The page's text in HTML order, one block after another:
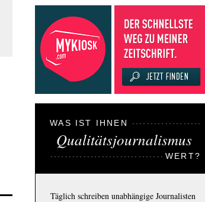
WAS IST IHNEN
Qualitätsjournalismus
WERT?
Täglich schreiben unabhängige Journalisten